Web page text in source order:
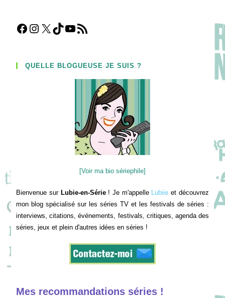
Facebook
Instagram
X TikTokYouTube
Flux RSS
QUELLE BLOGUEUSE JE SUIS ?
[Voir ma bio sériephile]
Bienvenue sur Lubie-en-Série! Je m'appelle Lubiie et découvrez
mon blog spécialisé sur les séries TV et les festivals de séries :
interviews, citations, événements, festivals, critiques, agenda des
séries, jeux et plein d'autres idées en séries !
Mes recommandations séries !